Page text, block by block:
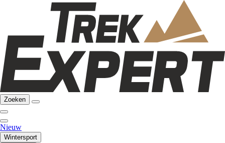
Zoeken
Nieuw
Wintersport